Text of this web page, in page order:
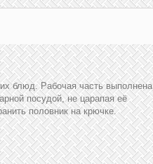
блюд. Рабочая часть выполнена
посудой, не царапая её
половник на крючке.